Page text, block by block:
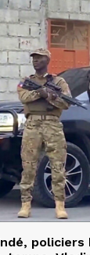
policiers